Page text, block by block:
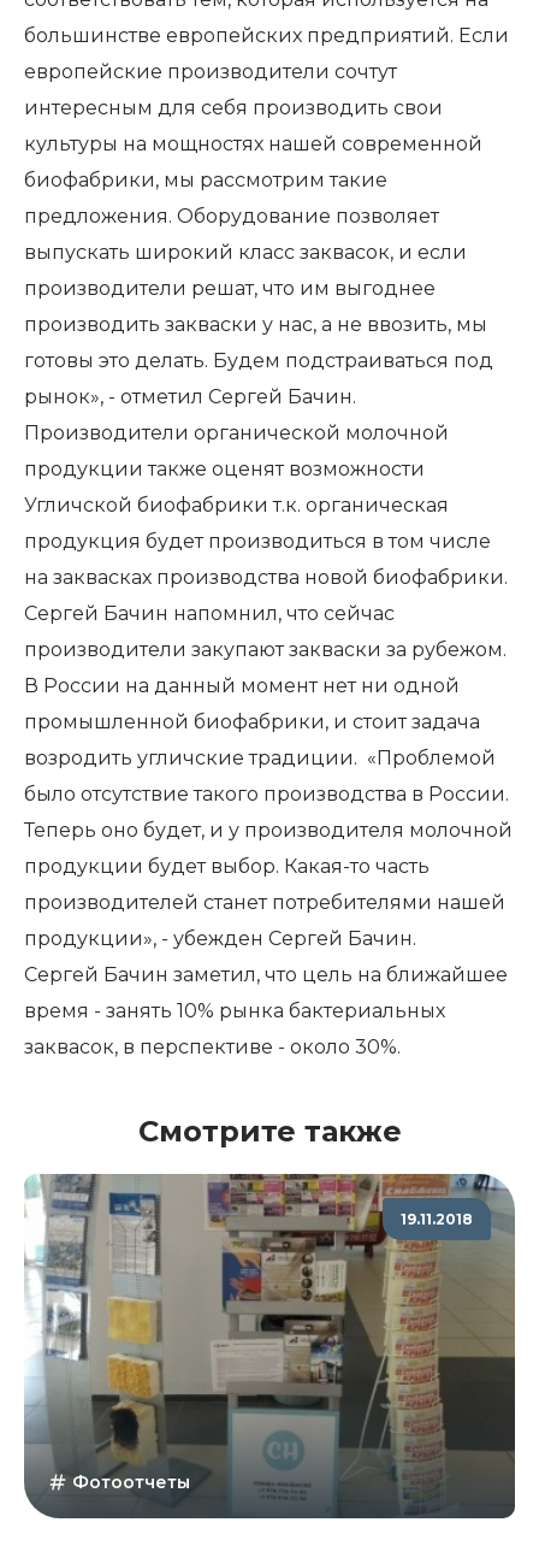
большинстве европейских предприятий. Если
европейские производители сочтут
интересным для себя производить свои
культуры на мощностях нашей современной
биофабрики, мы рассмотрим такие
предложения. Оборудование позволяет
выпускать широкий класс заквасок, и если
производители решат, что им выгоднее
производить закваски у нас, а не ввозить, мы
готовы это делать. Будем подстраиваться под
рынок», - отметил Сергей Бачин.
Производители органической молочной
продукции также оценят возможности
Угличской биофабрики т.к. органическая
продукция будет производиться в том числе
на заквасках производства новой биофабрики.
Сергей Бачин напомнил, что сейчас
производители закупают закваски за рубежом.
В России на данный момент нет ни одной
промышленной биофабрики, и стоит задача
возродить угличские традиции. «Проблемой
было отсутствие такого производства в России.
Теперь оно будет, и у производителя молочной
продукции будет выбор. Какая-то часть
производителей станет потребителями нашей
продукции», - убежден Сергей Бачин.
Сергей Бачин заметил, что цель на ближайшее
время - занять 10% рынка бактериальных
заквасок, в перспективе - около 30%.
Смотрите также
19.11.2018
Фотоотчеты